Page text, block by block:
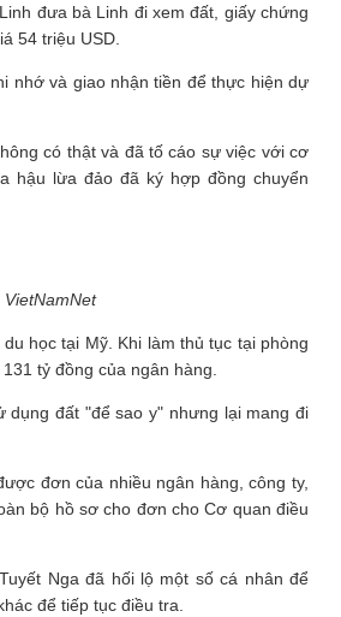
đưa bà Linh đi xem đất, giấy chứng
54 triệu USD.
nhớ và giao nhận tiền để thực hiện dự
có thật và đã tố cáo sự việc với cơ
hậu lừa đảo đã ký hợp đồng chuyển
học tại Mỹ. Khi làm thủ tục tại phòng
tỷ đồng của ngân hàng.
dụng đất "để sao y" nhưng lại mang đi
đơn của nhiều ngân hàng, công ty,
bộ hồ sơ cho đơn cho Cơ quan điều
Nga đã hối lộ một số cá nhân để
để tiếp tục điều tra.